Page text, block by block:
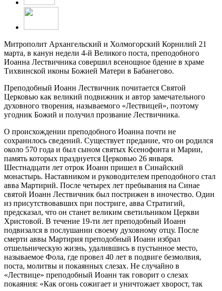
Митрополит Архангельский и Холмогорский Корнилий 21
марта, в канун недели 4-й Великого поста, преподобного
Иоанна Лествичника совершил всенощное бдение в храме
Тихвинской иконы Божией Матери в Бабанегово.
Преподобный Иоанн Лествичник почитается Святой
Церковью как великий подвижник и автор замечательного
духовного творения, называемого «Лествицей», поэтому
угодник Божий и получил прозвание Лествичника.
О происхождении преподобного Иоанна почти не
сохранилось сведений. Существует предание, что он родился
около 570 года и был сыном святых Ксенофонта и Марии,
память которых празднуется Церковью 26 января.
Шестнадцати лет отрок Иоанн пришел в Синайский
монастырь. Наставником и руководителем преподобного стал
авва Мартирий. После четырех лет пребывания на Синае
святой Иоанн Лествичник был пострижен в иночество. Один
из присутствовавших при постриге, авва Стратигий,
предсказал, что он станет великим светильником Церкви
Христовой. В течение 19-ти лет преподобный Иоанн
подвизался в послушании своему духовному отцу. После
смерти аввы Мартирия преподобный Иоанн избрал
отшельническую жизнь, удалившись в пустынное место,
называемое Фола, где провел 40 лет в подвиге безмолвия,
поста, молитвы и покаянных слезах. Не случайно в
«Лествице» преподобный Иоанн так говорит о слезах
покаяния: «Как огонь сожигает и уничтожает хворост, так